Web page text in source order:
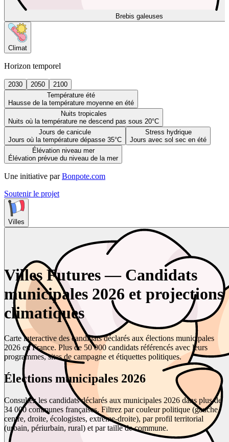
Brebis galeuses
Climat
Horizon temporel
2030 2050
2100
Température été
Hausse de la température moyenne en été
Nuits tropicales
Nuits où la température ne descend pas sous 20°C
Jours de canicule
Jours où la température dépasse 35°C
Stress hydrique
Jours avec sol sec en été
Élévation niveau mer
Élévation prévue du niveau de la mer
Une initiative par Bonpote.com
Soutenir le projet
Villes
Villes Futures — Candidats
municipales 2026 et projections
climatiques
Carte interactive des candidats déclarés aux élections municipales
2026 en France. Plus de 50 000 candidats référencés avec leurs
programmes, sites de campagne et étiquettes politiques.
Élections municipales 2026
Consultez les candidats déclarés aux municipales 2026 dans plus de
34 000 communes françaises. Filtrez par couleur politique (gauche,
centre, droite, écologistes, extrême-droite), par profil territorial
(urbain, périurbain, rural) et par taille de commune.